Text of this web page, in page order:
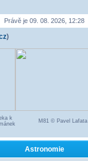
Právě je 09. 08. 2026, 12:28
)
k
M81 © Pavel Lafata
Astronomie